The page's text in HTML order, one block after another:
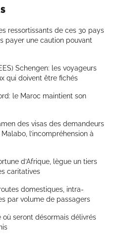
ressortissants de ces 30 pays
payer une caution pouvant
Schengen: les voyageurs
qui doivent être fichés
le Maroc maintient son
des visas des demandeurs
l’incompréhension à
d’Afrique, lègue un tiers
caritatives
domestiques, intra-
par volume de passagers
où seront désormais délivrés